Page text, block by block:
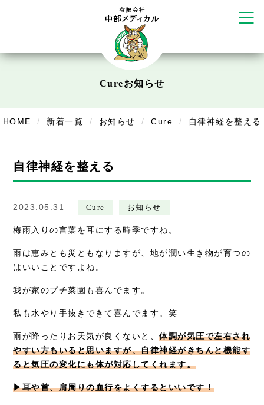
かえる堂鍼灸院 整骨院 うるま店 ウェルネス鍼灸院・接骨院 甲府千
リラクゼーション
Cure
在宅部門事務所
美容
美容鍼・コルギ
症例別施術
採用情報
Cureお知らせ
HOME 新着一覧 お知らせ Cure 自律神経を整える
自律神経を整える
2023.05.31 Cure お知らせ
梅雨入りの言葉を耳にする時季ですね。
雨は恵みとも災ともなりますが、地が潤い生き物が育つの
はいいことですよね。
我が家のプチ菜園も喜んでます。
私も水やり手抜きできて喜んでます。笑
雨が降ったりお天気が良くないと、体調が気圧で左右され
やすい方もいると思いますが、自律神経がきちんと機能す
ると気圧の変化にも体が対応してくれます。
▶︎耳や首、肩周りの血行をよくするといいです！